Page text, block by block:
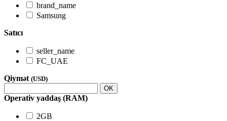
brand_name
Samsung
Satıcı
seller_name
FC_UAE
Qiymət (USD)
OK
Operativ yaddaş (RAM)
2GB